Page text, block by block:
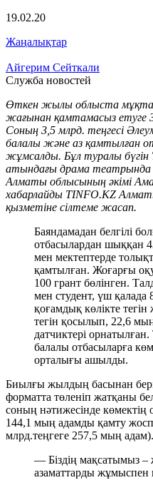
19.02.20
Жаңалықтар
Айгерим Сейткали
Служба новостей
Өткен жылы облыста
жағынан қамтамасыз етуге
Соның 3,5 млрд. теңгесі
балалы және аз қамтылған
жұмсалды. Бұл туралы бүгін
атындағы драма
Алматы облысының әкімі
хабарлайды TINFO.KZ
қызметіне сілтеме жасап.
Баяндамадан белгілі
отбасылардан шыққан
мен мектептерде
қамтылған. Жоғарғы
100 грант бөлінген.
мен студент, үш
қоғамдық көлікте
тегін қосылып, 22,6
датчиктері
балалы отбасыларға
орталығы ашылды.
Биылғы жылдың басынан
форматта төленіп жатқаны
соның нәтижесінде көмектің
144,1 мың адамды қамту
млрд.теңгеге 257,5 мың адам).
— Біздің мақсатымыз –
азаматтарды жұмыспен